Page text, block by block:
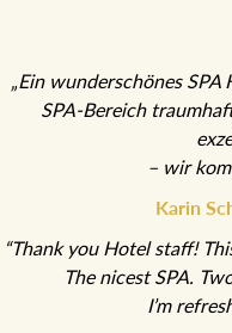
„Ein wunderschönes
SPA-Bereich
– wir
Karin
“Thank you Hotel staff!
The nicest SPA.
I’m